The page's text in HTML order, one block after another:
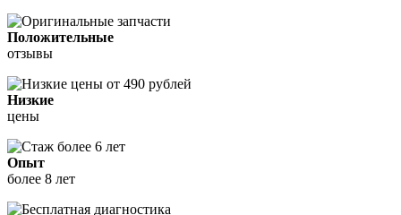
Положительные
отзывы
Низкие
цены
Опыт
более 8 лет